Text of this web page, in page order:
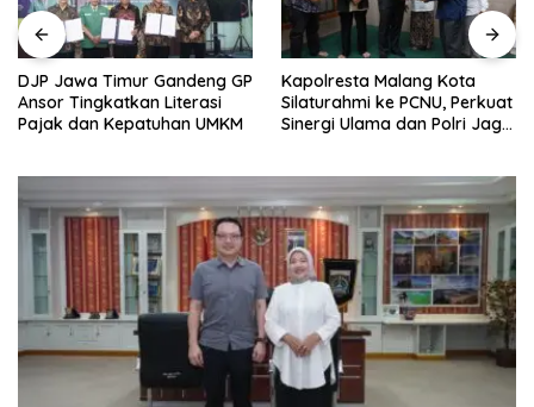
DJP Jawa Timur Gandeng GP
Ansor Tingkatkan Literasi
Pajak dan Kepatuhan UMKM
Kapolresta Malang Kota
Silaturahmi ke PCNU, Perkuat
Sinergi Ulama dan Polri Jaga